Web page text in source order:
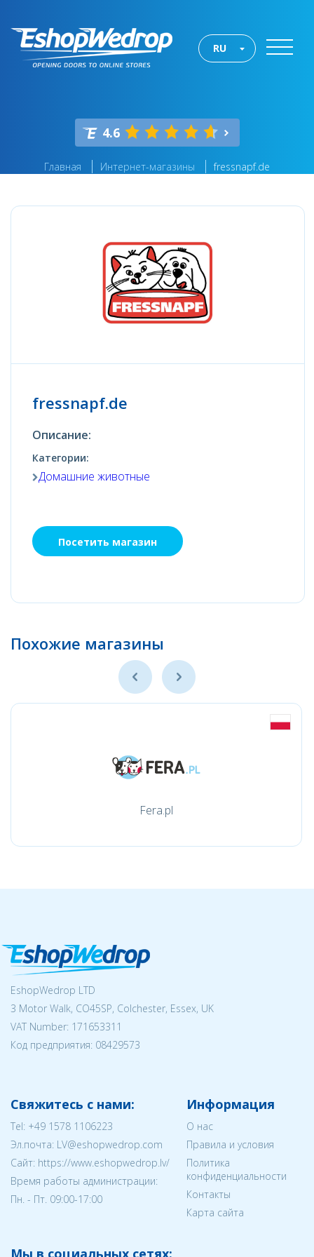
RU
4.6
Главная Интернет-магазины fressnapf.de
fressnapf.de
Описание:
Категории:
Домашние животные
Посетить магазин
Похожие магазины
Fera.pl
EshopWedrop LTD
3 Motor Walk, CO45SP, Colchester, Essex, UK
VAT Number: 171653311
Код предприятия: 08429573
Свяжитесь с нами:
Tel: +49 1578 1106223
Эл.почта: LV@eshopwedrop.com
Cайт: https://www.eshopwedrop.lv/
Время работы администрации:
Пн. - Пт. 09:00-17:00
Информация
О нас
Правила и условия
Политика
конфиденциальности
Контакты
Карта сайта
Мы в социальных сетях: